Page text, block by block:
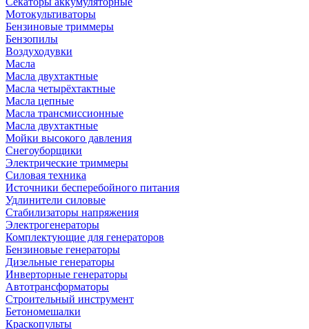
Мотокультиваторы
Бензиновые триммеры
Бензопилы
Воздуходувки
Масла
Масла двухтактные
Масла четырёхтактные
Масла цепные
Масла трансмиссионные
Масла двухтактные
Мойки высокого давления
Снегоуборщики
Электрические триммеры
Силовая техника
Источники бесперебойного питания
Удлинители силовые
Стабилизаторы напряжения
Электрогенераторы
Комплектующие для генераторов
Бензиновые генераторы
Дизельные генераторы
Инверторные генераторы
Автотрансформаторы
Строительный инструмент
Бетономешалки
Краскопульты